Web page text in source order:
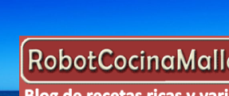
contenido